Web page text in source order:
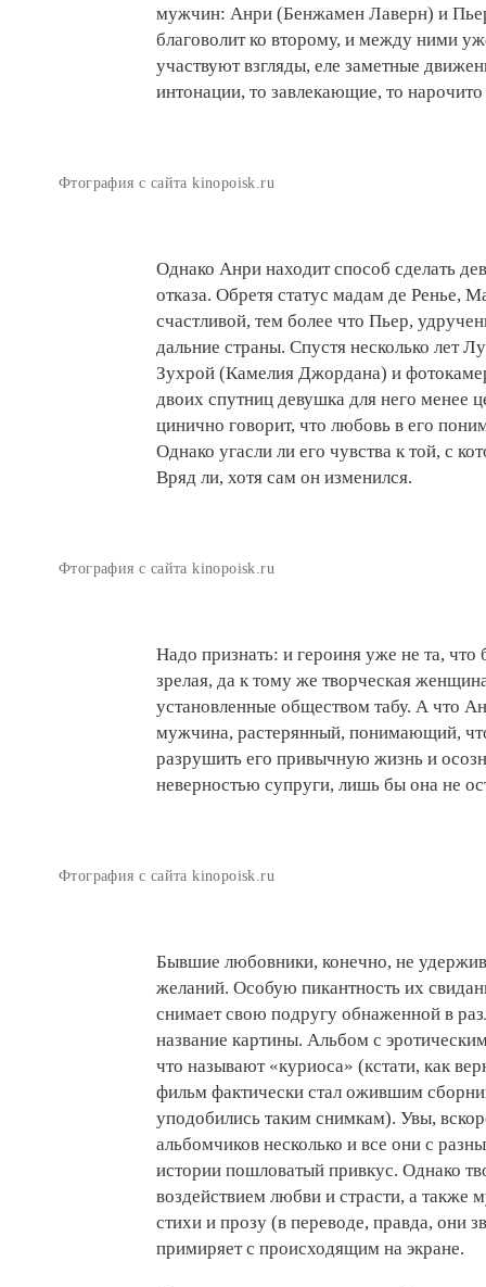
мужчин: Анри (Бенжамен Лаверн) и
благоволит ко второму, и между ними
участвуют взгляды, еле заметные
интонации, то завлекающие, то
Фтография с сайта kinopoisk.ru
Однако Анри находит способ сделать
отказа. Обретя статус мадам де Ренье,
счастливой, тем более что Пьер,
дальние страны. Спустя несколько лет
Зухрой (Камелия Джордана) и
двоих спутниц девушка для него менее
цинично говорит, что любовь в его
Однако угасли ли его чувства к той, с
Вряд ли, хотя сам он изменился.
Фтография с сайта kinopoisk.ru
Надо признать: и героиня уже не та, что
зрелая, да к тому же творческая
установленные обществом табу. А что
мужчина, растерянный, понимающий,
разрушить его привычную жизнь и
неверностью супруги, лишь бы она не
Фтография с сайта kinopoisk.ru
Бывшие любовники, конечно, не
желаний. Особую пикантность их
снимает свою подругу обнаженной в
название картины. Альбом с
что называют «куриоса» (кстати, как
фильм фактически стал ожившим
уподобились таким снимкам). Увы,
альбомчиков несколько и все они с
истории пошловатый привкус. Однако
воздействием любви и страсти, а также
стихи и прозу (в переводе, правда, они
примиряет с происходящим на экране.